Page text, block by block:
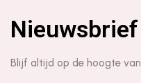
Nieuwsbrief
Blijf altijd op de hoogte